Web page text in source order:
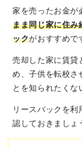
家を売ったお金が
まま同じ家に住み
ックがおすすめで
売却した家に賃貸
め、子供を転校さ
とを知られたくな
リースバックを
認しておきましょ